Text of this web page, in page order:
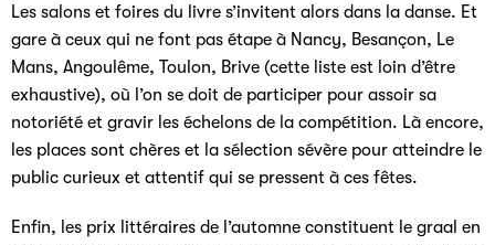
Les salons et foires du livre s’invitent alors dans la danse. Et
gare à ceux qui ne font pas étape à Nancy, Besançon, Le
Mans, Angoulême, Toulon, Brive (cette liste est loin d’être
exhaustive), où l’on se doit de participer pour assoir sa
notoriété et gravir les échelons de la compétition. Là encore,
les places sont chères et la sélection sévère pour atteindre le
public curieux et attentif qui se pressent à ces fêtes.
Enfin, les prix littéraires de l’automne constituent le graal en